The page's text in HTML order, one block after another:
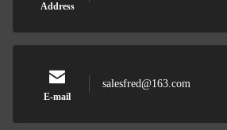
Address
E-mail
salesfred@163.com